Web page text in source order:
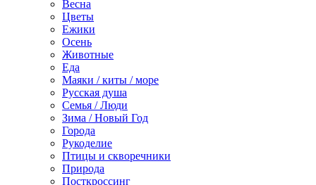
Весна
Цветы
Ежики
Осень
Животные
Еда
Маяки / киты / море
Русская душа
Семья / Люди
Зима / Новый Год
Города
Рукоделие
Птицы и скворечники
Природа
Посткроссинг